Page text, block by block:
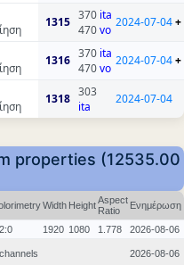
1315 370 ita
470vo
2024-07-04+
1316 370 ita
470vo
2024-07-04+
1318 303
ita
2024-07-04
properties (12535.00
Width HeightAspect
Ratio
Ενημέρωση
1920 1080 1.778 2026-08-06
2026-08-06